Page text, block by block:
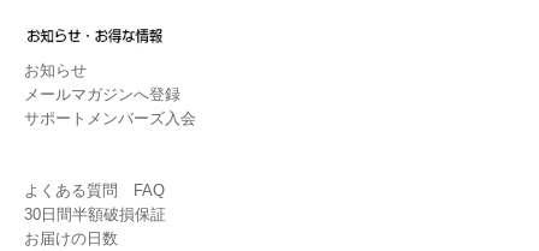
お知らせ
メールマガジンへ登録
サポートメンバーズ入会
よくある質問 FAQ
30日間半額破損保証
お届けの日数